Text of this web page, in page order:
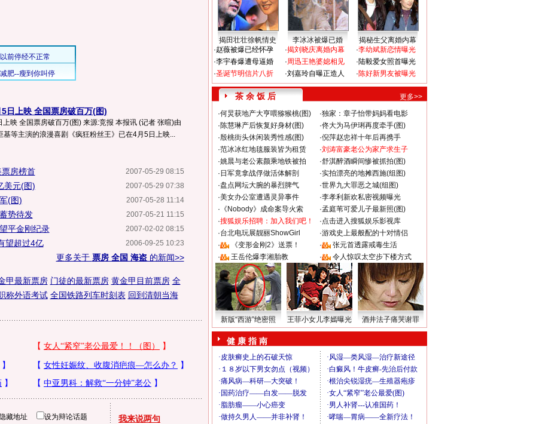
日上映 全国票房破百万(图)
映 全国票房破百万(图) 来源:竞报 本报讯 (记者 张暄)由
基等主演的浪漫喜剧《疯狂粉丝王》已在4月5日上映...
2007-05-29 08:15
房榜首
2007-05-29 07:38
美元(图)
2007-05-28 11:14
(图)
2007-05-21 11:15
势待发
2007-02-02 08:15
平金刚纪录
2006-09-25 10:23
望超过4亿
更多关于 票房 全国 海盗的新闻>>
甲最新票房 门徒的最新票房 黄金甲目前票房 全
称外语考试 全国铁路列车时刻表 回到清朝当海
藏地址 设为辩论话题 我来说两句
揭田壮壮徐帆情史 李冰冰被爆已婚
揭秘生父离婚内幕
·赵薇被爆已经怀孕
·李宇春爆遭母逼婚
·圣诞节明信片八折
·揭刘晓庆离婚内幕
·周迅王艳婆媳相见
·刘嘉玲自曝正造人
·李幼斌新恋情曝光
·陆毅爱女照首曝光
·陈好新男友被曝光
茶 余 饭 后
更多>>
·何炅获地产大亨喂猕猴桃(图) ·独家：章子怡带妈妈看电影
·陈慧琳产后恢复好身材(图) ·佟大为马伊琍再度牵手(图)
·殷桃街头休闲装秀性感(图) ·倪萍赵忠祥十年后再携手
·范冰冰红地毯服装皆为租赁 ·刘涛富豪老公为家产求生子
·姚晨与老公素颜乘地铁被拍 ·舒淇醉酒瞬间惨被抓拍(图)
· 日军竟拿战俘做活体解剖 ·实拍漂亮的地摊西施(组图)
·盘点网坛大腕的暴烈脾气 ·世界九大罪恶之城(组图)
·美女办公室遭遇灵异事件 ·李孝利新欢私密视频曝光
· 《Nobody》成命案导火索 ·孟庭苇可爱儿子最新照(图)
·搜狐娱乐招聘：加入我们吧！ ·点击进入搜狐娱乐影视库
·台北电玩展靓丽ShowGirl ·游戏史上最般配的十对情侣
·
《变形金刚2》送票！ ·
张元首透露戒毒生活
·
王岳伦爆李湘胎教 · 令人惊叹太空步下楼方式
新版“西游”绝密照 王菲小女儿李嫣曝光 酒井法子痛哭谢罪
健 康 指 南